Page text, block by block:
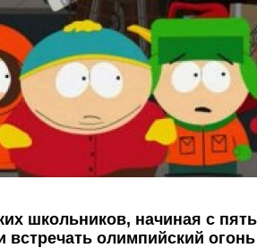
школьников, начиная с
встречать олимпийский огонь